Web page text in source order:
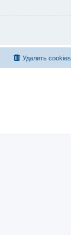
Удалить cookies